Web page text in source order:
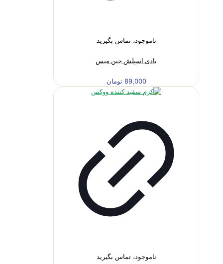
ناموجود، تماس بگیرید
بادی اسپلش جین میس
89,000 تومان
ناموجود، تماس بگیرید